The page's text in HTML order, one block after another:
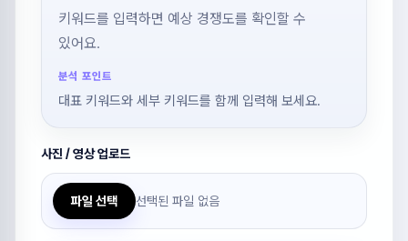
키워드를 입력하면 예상 경쟁도를 확인할 수
있어요.
분석 포인트
대표 키워드와 세부 키워드를 함께 입력해 보세요.
사진 / 영상 업로드
파일 선택 선택된 파일 없음
JULY SHORTS
로그인
로그인 후 AI최적화와를 이용할 수 있어요.